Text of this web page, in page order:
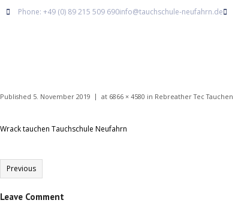
Phone: +49 (0) 89 215 509 690info@tauchschule-neufahrn.de
Published 5. November 2019 at 6866 × 4580 in Rebreather Tec Tauchen
Wrack tauchen Tauchschule Neufahrn
Previous
Leave Comment